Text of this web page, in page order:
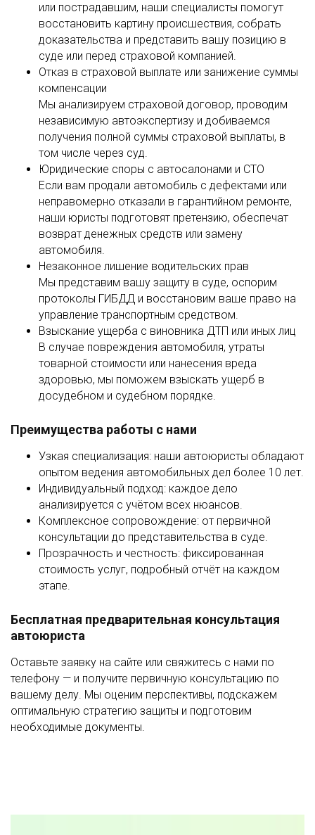
или пострадавшим, наши специалисты помогут
восстановить картину происшествия, собрать
доказательства и представить вашу позицию в
суде или перед страховой компанией.
Отказ в страховой выплате или занижение суммы
компенсации
Мы анализируем страховой договор, проводим
независимую автоэкспертизу и добиваемся
получения полной суммы страховой выплаты, в
том числе через суд.
Юридические споры с автосалонами и СТО
Если вам продали автомобиль с дефектами или
неправомерно отказали в гарантийном ремонте,
наши юристы подготовят претензию, обеспечат
возврат денежных средств или замену
автомобиля.
Незаконное лишение водительских прав
Мы представим вашу защиту в суде, оспорим
протоколы ГИБДД и восстановим ваше право на
управление транспортным средством.
Взыскание ущерба с виновника ДТП или иных лиц
В случае повреждения автомобиля, утраты
товарной стоимости или нанесения вреда
здоровью, мы поможем взыскать ущерб в
досудебном и судебном порядке.
Преимущества работы с нами
Узкая специализация: наши автоюристы обладают
опытом ведения автомобильных дел более 10 лет.
Индивидуальный подход: каждое дело
анализируется с учётом всех нюансов.
Комплексное сопровождение: от первичной
консультации до представительства в суде.
Прозрачность и честность: фиксированная
стоимость услуг, подробный отчёт на каждом
этапе.
Бесплатная предварительная консультация
автоюриста
Оставьте заявку на сайте или свяжитесь с нами по
телефону — и получите первичную консультацию по
вашему делу. Мы оценим перспективы, подскажем
оптимальную стратегию защиты и подготовим
необходимые документы.